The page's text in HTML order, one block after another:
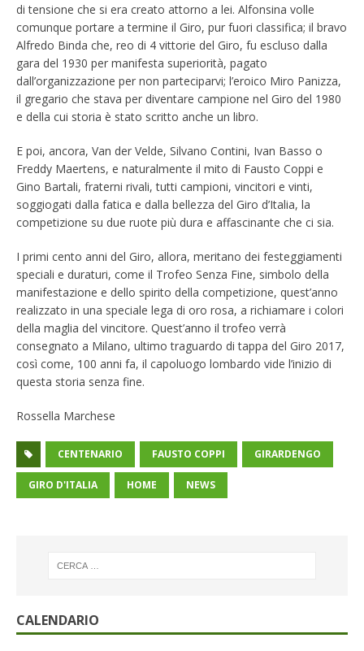
di tensione che si era creato attorno a lei. Alfonsina volle
comunque portare a termine il Giro, pur fuori classifica; il bravo
Alfredo Binda che, reo di 4 vittorie del Giro, fu escluso dalla
gara del 1930 per manifesta superiorità, pagato
dall’organizzazione per non parteciparvi; l’eroico Miro Panizza,
il gregario che stava per diventare campione nel Giro del 1980
e della cui storia è stato scritto anche un libro.
E poi, ancora, Van der Velde, Silvano Contini, Ivan Basso o
Freddy Maertens, e naturalmente il mito di Fausto Coppi e
Gino Bartali, fraterni rivali, tutti campioni, vincitori e vinti,
soggiogati dalla fatica e dalla bellezza del Giro d’Italia, la
competizione su due ruote più dura e affascinante che ci sia.
I primi cento anni del Giro, allora, meritano dei festeggiamenti
speciali e duraturi, come il Trofeo Senza Fine, simbolo della
manifestazione e dello spirito della competizione, quest’anno
realizzato in una speciale lega di oro rosa, a richiamare i colori
della maglia del vincitore. Quest’anno il trofeo verrà
consegnato a Milano, ultimo traguardo di tappa del Giro 2017,
così come, 100 anni fa, il capoluogo lombardo vide l’inizio di
questa storia senza fine.
Rossella Marchese
CENTENARIO FAUSTO COPPI GIRARDENGO
GIRO D'ITALIA HOME NEWS
CALENDARIO